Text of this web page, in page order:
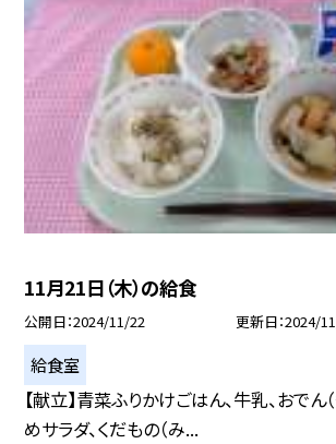
11月21日（木）の給食
公開日 2024/11/22 更新日 2024/
給食室
【献立】青菜ふりかけごはん、牛乳、おでん
めサラダ、くだもの（み...